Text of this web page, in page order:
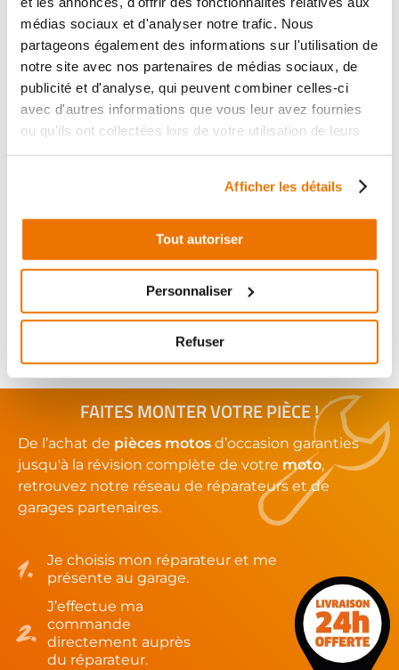
médias sociaux et d'analyser notre trafic. Nous
partageons également des informations sur l'utilisation de
notre site avec nos partenaires de médias sociaux, de
publicité et d'analyse, qui peuvent combiner celles-ci
avec d'autres informations que vous leur avez fournies
ou qu'ils ont collectées lors de votre utilisation de leurs
Afficher les détails
Tout autoriser
Personnaliser
Refuser
Informations sur le véhicule
39,90 € TTC
en stock
Ajouter au panier
+ de photos
BEQUILLE LATERALE
1998 - 1998
Informations sur le véhicule
39,90 € TTC Ajouter au panier
FAITES MONTER VOTRE PIÈCE !
De l’achat de pièces motos d’occasion garanties
jusqu'à la révision complète de votre moto,
retrouvez notre réseau de réparateurs et de
garages partenaires.
Je choisis mon réparateur et me
présente au garage.
J’effectue ma
commande
directement auprès
du réparateur.